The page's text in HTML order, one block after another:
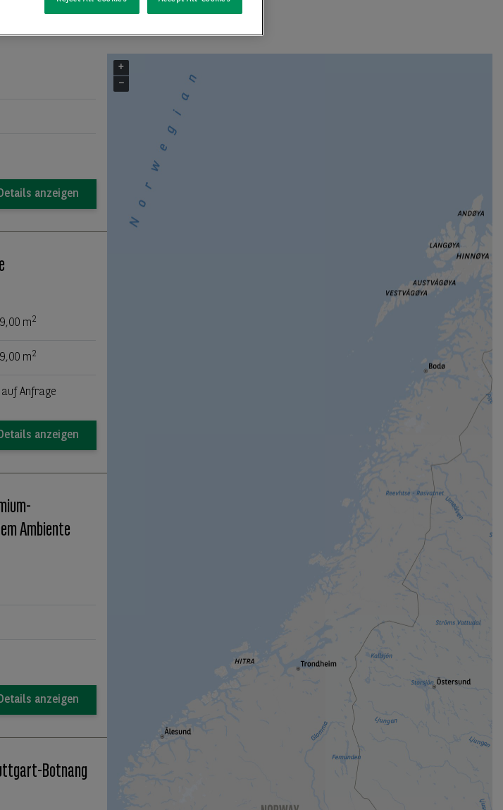
anzeigen
m2
m2
auf Anfrage
anzeigen
Ambiente
anzeigen
Botnang
+
−